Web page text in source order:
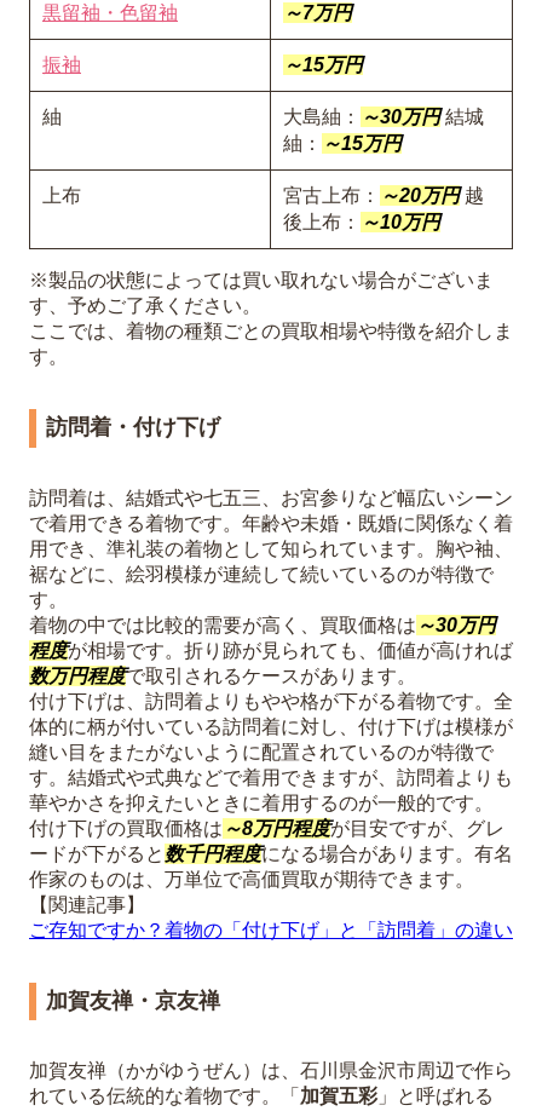
黒留袖・色留袖 ～7万円
振袖 ～15万円
紬 大島紬： ～30万円結城
紬：
～15万円
上布 宮古上布： ～20万円越
後上布：
～10万円
※製品の状態によっては買い取れない場合がございま
す、予めご了承ください。
ここでは、着物の種類ごとの買取相場や特徴を紹介しま
す。
訪問着・付け下げ
訪問着は、結婚式や七五三、お宮参りなど幅広いシーン
で着用できる着物です。年齢や未婚・既婚に関係なく着
用でき、準礼装の着物として知られています。胸や袖、
裾などに、絵羽模様が連続して続いているのが特徴で
す。
着物の中では比較的需要が高く、買取価格は ～30万円
程度が相場です。折り跡が見られても、価値が高ければ
数万円程度で取引されるケースがあります。
付け下げは、訪問着よりもやや格が下がる着物です。全
体的に柄が付いている訪問着に対し、付け下げは模様が
縫い目をまたがないように配置されているのが特徴で
す。結婚式や式典などで着用できますが、訪問着よりも
華やかさを抑えたいときに着用するのが一般的です。
付け下げの買取価格は ～8万円程度が目安ですが、グレ
ードが下がると 数千円程度になる場合があります。有名
作家のものは、万単位で高価買取が期待できます。
【関連記事】
ご存知ですか？着物の「付け下げ」と「訪問着」の違い
加賀友禅・京友禅
加賀友禅（かがゆうぜん）は、石川県金沢市周辺で作ら
れている伝統的な着物です。「 加賀五彩 」と呼ばれる